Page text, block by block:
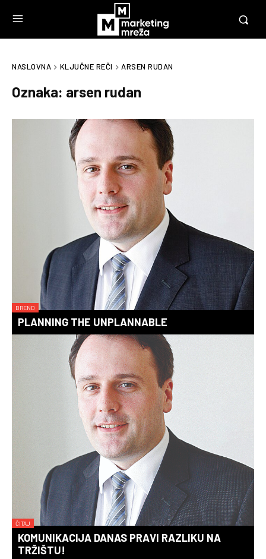
NASLOVNA KLJUČNE REČI ARSEN RUDAN
Oznaka: arsen rudan
BREND
PLANNING THE UNPLANNABLE
ČITAJ
KOMUNIKACIJA DANAS PRAVI RAZLIKU NA
TRŽIŠTU!